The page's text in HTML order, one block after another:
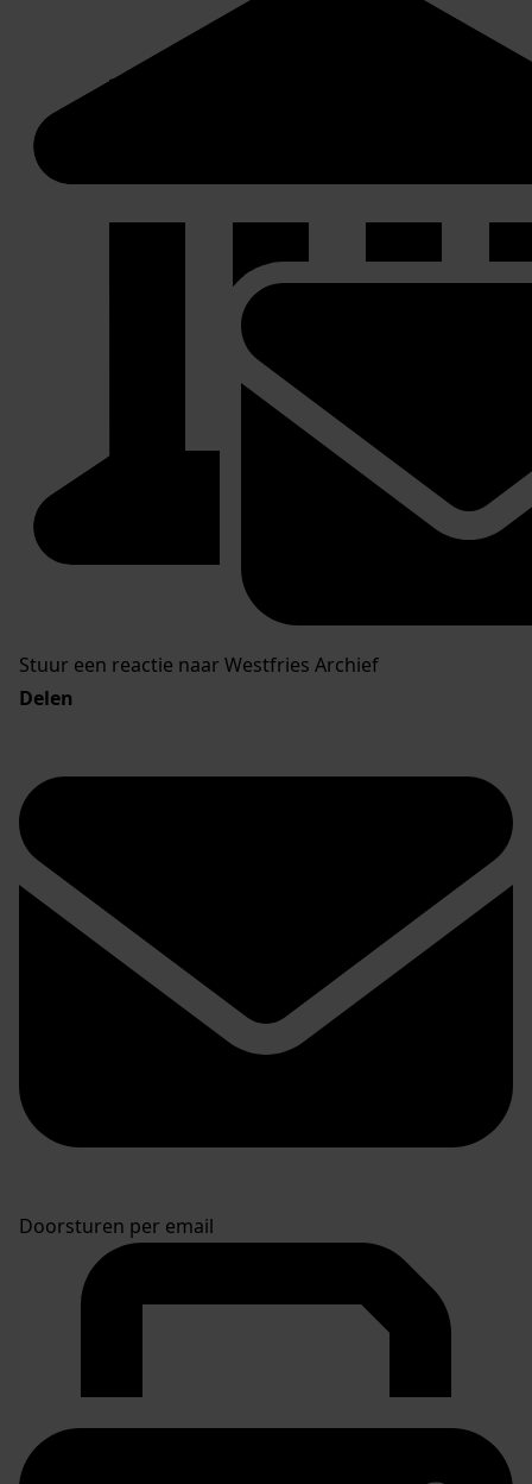
Stuur een reactie naar Westfries Archief
Delen
Doorsturen per email